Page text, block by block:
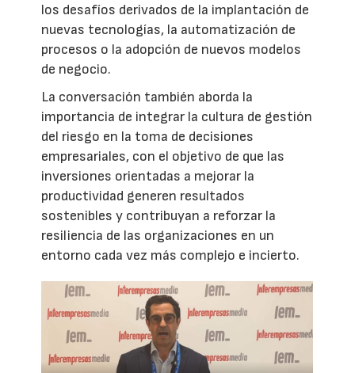
los desafíos derivados de la implantación de
nuevas tecnologías, la automatización de
procesos o la adopción de nuevos modelos
de negocio.
La conversación también aborda la
importancia de integrar la cultura de gestión
del riesgo en la toma de decisiones
empresariales, con el objetivo de que las
inversiones orientadas a mejorar la
productividad generen resultados
sostenibles y contribuyan a reforzar la
resiliencia de las organizaciones en un
entorno cada vez más complejo e incierto.